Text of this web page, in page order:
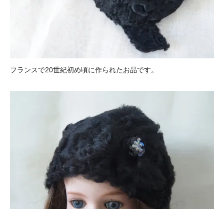
フランスで20世紀初め頃に作られたお品です。